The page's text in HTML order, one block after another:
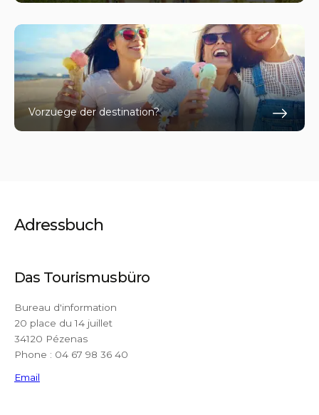
Vorzuege der destination?
Adressbuch
Das Tourismusbüro
Bureau d'information
20 place du 14 juillet
34120 Pézenas
Phone : 04 67 98 36 40
Email